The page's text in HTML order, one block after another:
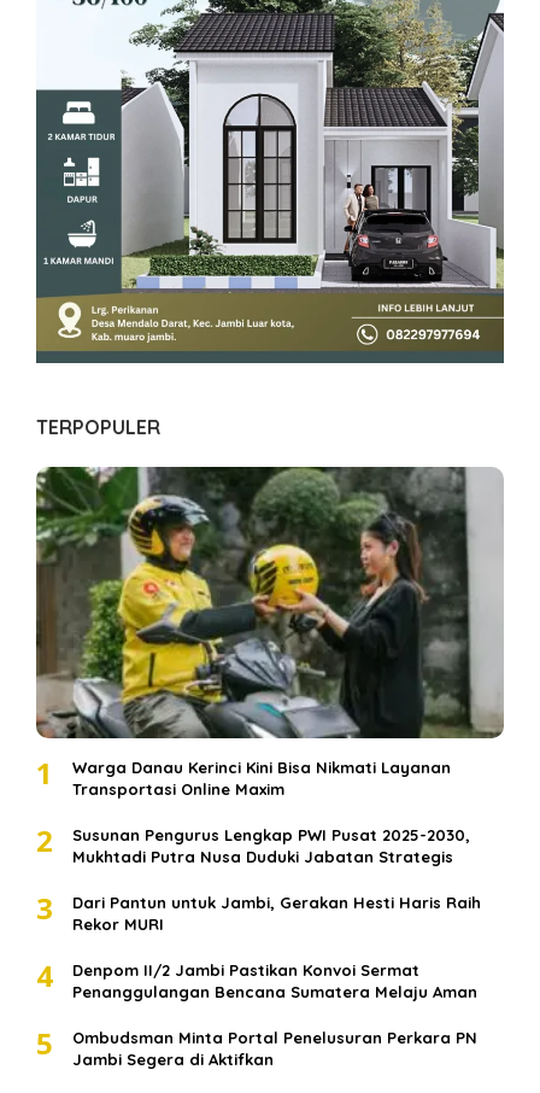
TERPOPULER
1
Warga Danau Kerinci Kini Bisa Nikmati Layanan
Transportasi Online Maxim
2
Susunan Pengurus Lengkap PWI Pusat 2025-2030,
Mukhtadi Putra Nusa Duduki Jabatan Strategis
3
Dari Pantun untuk Jambi, Gerakan Hesti Haris Raih
Rekor MURI
4
Denpom II/2 Jambi Pastikan Konvoi Sermat
Penanggulangan Bencana Sumatera Melaju Aman
5
Ombudsman Minta Portal Penelusuran Perkara PN
Jambi Segera di Aktifkan